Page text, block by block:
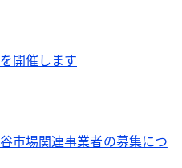
開催します
市場関連事業者の募集につ